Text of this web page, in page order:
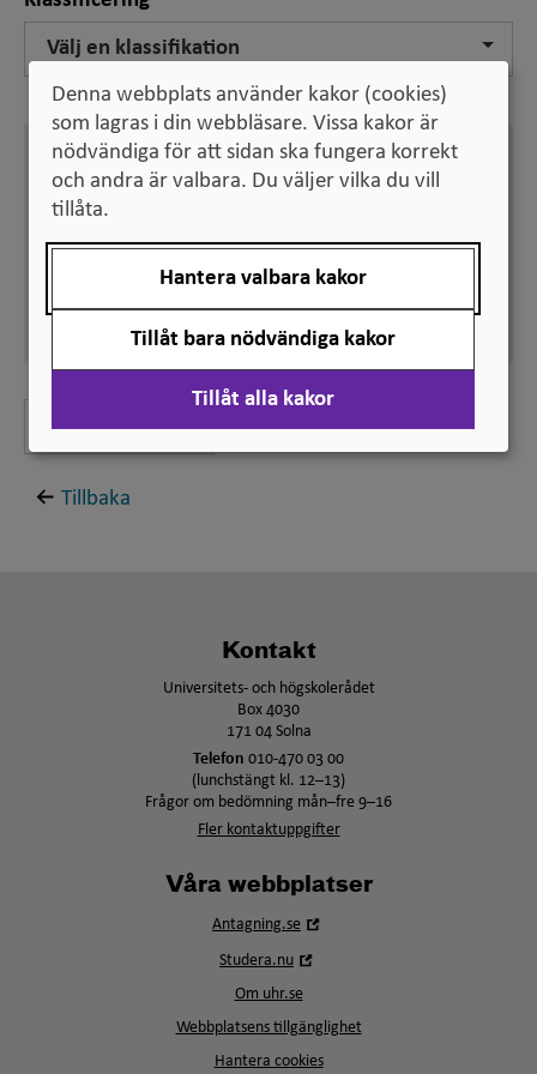
Välj en klassifikation
Svenska
sista anmälningsdag
Synonym:
application deadline
Synonym:closing date for applications
Lämna feedback
Tillbaka
Kontakt
Universitets- och högskolerådet
Box 4030
171 04 Solna
Telefon 010-470 03 00
(lunchstängt kl. 12–13)
Frågor om bedömning mån–fre 9–16
Fler kontaktuppgifter
Våra webbplatser
Antagning.se
Studera.nu
fönster
Om uhr.se
Webbplatsens tillgänglighet
Hantera cookies
Denna webbplats använder kakor (cookies)
som lagras i din webbläsare. Vissa kakor är
nödvändiga för att sidan ska fungera korrekt
och andra är valbara. Du väljer vilka du vill
tillåta.
Hantera valbara kakor
Tillåt bara nödvändiga kakor
Tillåt alla kakor